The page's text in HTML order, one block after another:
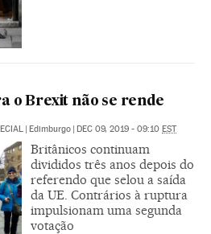
o Brexit não se rende
| Edimburgo | DEC 09, 2019 - 09:10 EST
Britânicos continuam
divididos três anos depois do
referendo que selou a saída
da UE. Contrários à ruptura
impulsionam uma segunda
votação